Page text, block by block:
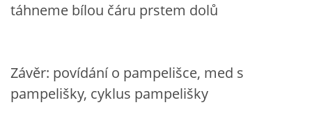
VÝTVARNÉ TECHNIKY
VÝTVARNÉ AKTIVITY - JARO
táhneme bílou čáru prstem dolů
Závěr: povídání o pampelišce, med s
pampelišky, cyklus pampelišky